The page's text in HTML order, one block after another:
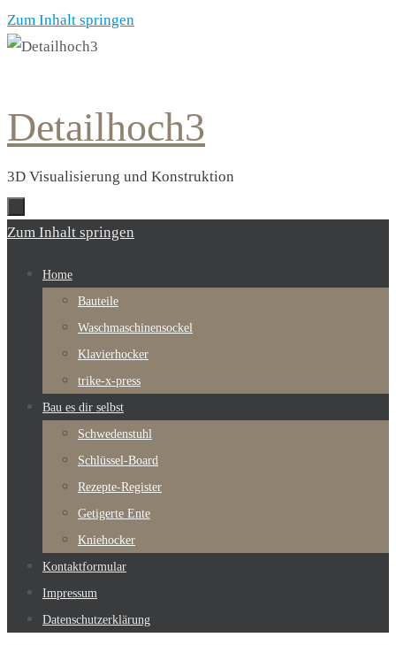
Zum Inhalt springen
Detailhoch3
3D Visualisierung und Konstruktion
Zum Inhalt springen
Home
Bauteile
Waschmaschinensockel
Klavierhocker
trike-x-press
Bau es dir selbst
Schwedenstuhl
Schlüssel-Board
Rezepte-Register
Getigerte Ente
Kniehocker
Kontaktformular
Impressum
Datenschutzerklärung